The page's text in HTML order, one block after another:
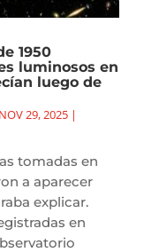
1950
luminosos en
luego de
NOV 29, 2025|
tomadas en
a aparecer
explicar.
en